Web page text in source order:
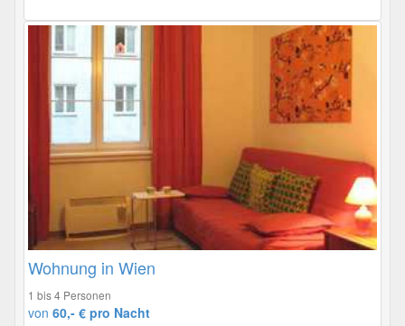
Wohnung in Wien
1 bis 4 Personen
von 60,- € pro Nacht